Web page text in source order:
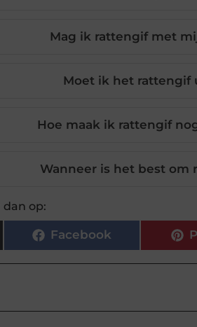
Mag ik rattengif met
Moet ik het rattengif
Hoe maak ik rattengif
Wanneer is het best om
dan op:
Facebook